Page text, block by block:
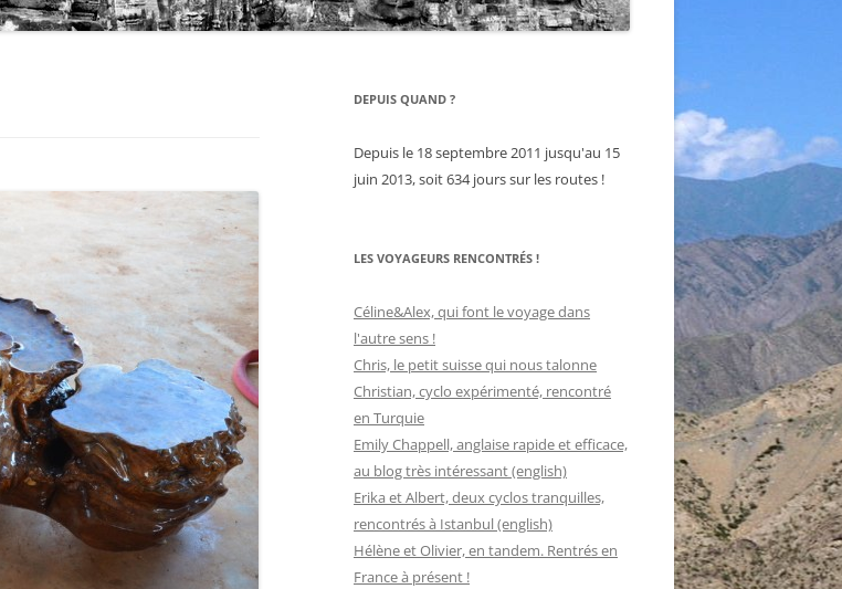
DEPUIS QUAND ?
Depuis le 18 septembre 2011 jusqu'au 15
juin 2013, soit 634 jours sur les routes !
LES VOYAGEURS RENCONTRÉS !
Céline&Alex, qui font le voyage dans
l'autre sens !
Chris, le petit suisse qui nous talonne
Christian, cyclo expérimenté, rencontré
en Turquie
Emily Chappell, anglaise rapide et efficace,
au blog très intéressant (english)
Erika et Albert, deux cyclos tranquilles,
rencontrés à Istanbul (english)
Hélène et Olivier, en tandem. Rentrés en
France à présent !